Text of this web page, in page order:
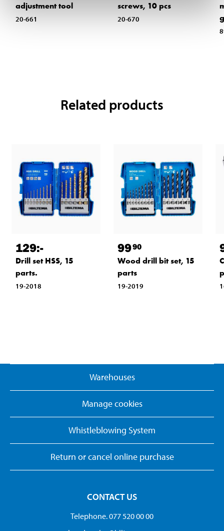
adjustment tool
20-661
screws, 10 pcs
20-670
Related products
129:-
Drill set HSS, 15
parts.
19-2018
9990
Wood drill bit set, 15
parts
19-2019
Warehouses
Manage cookies
Whistleblowing System
Return or cancel online purchase
CONTACT US
Telephone. 077 520 00 00